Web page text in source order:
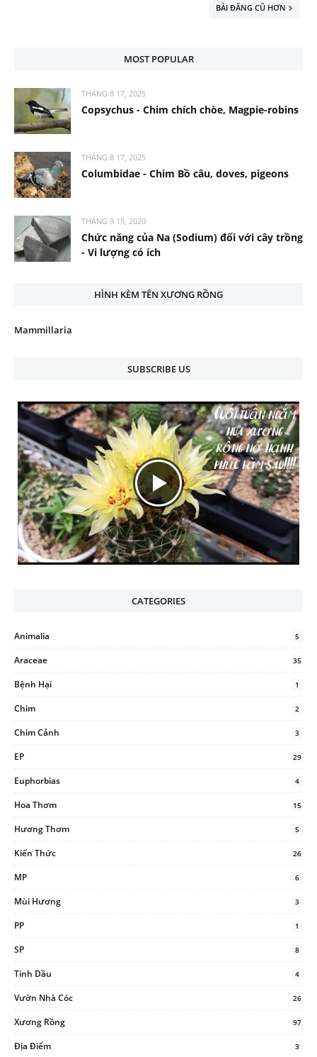
BÀI ĐĂNG CŨ HƠN
MOST POPULAR
THÁNG 8 17, 2025
Copsychus - Chim chích chòe, Magpie-robins
THÁNG 8 17, 2025
Columbidae - Chim Bồ câu, doves, pigeons
THÁNG 9 15, 2020
Chức năng của Na (Sodium) đối với cây trồng
- Vi lượng có ích
HÌNH KÈM TÊN XƯƠNG RỒNG
Mammillaria
SUBSCRIBE US
CATEGORIES
Animalia 5
Araceae 35
Bệnh Hại 1
Chim 2
Chim Cảnh 3
EP 29
Euphorbias 4
Hoa Thơm 15
Hương Thơm 5
Kiến Thức 26
MP 6
Mùi Hương 3
PP 1
SP 8
Tinh Dầu 4
Vườn Nhà Cóc 26
Xương Rồng 97
Địa Điểm 3